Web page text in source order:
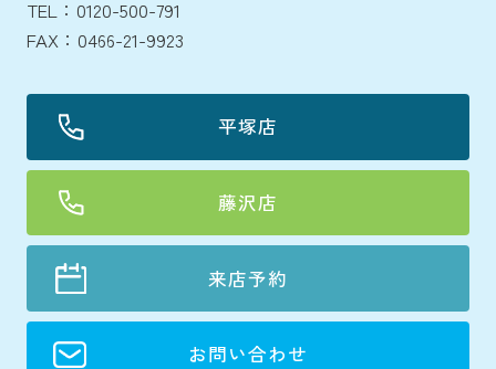
TEL：0120-500-791
FAX：0466-21-9923
平塚店
藤沢店
来店予約
お問い合わせ